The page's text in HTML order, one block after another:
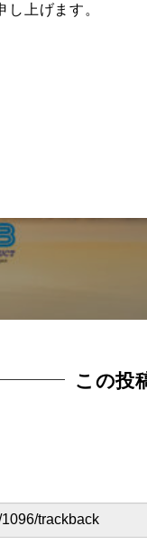
上げます。
この投